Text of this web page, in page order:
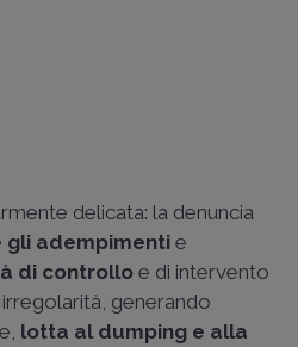
delicata: la denuncia
gli adempimenti e
di controllo e di intervento
generando
lotta al dumping e alla